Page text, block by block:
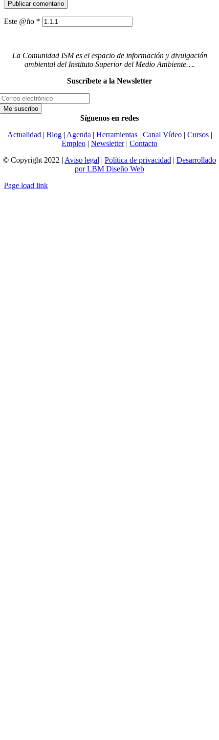
Este @ño *
La Comunidad ISM es el espacio de información y divulgación
ambiental del Instituto Superior del Medio Ambiente….
Suscríbete a la Newsletter
Síguenos en redes
Actualidad | Blog| Agenda | Herramientas| Canal Vídeo| Cursos|
Empleo | Newsletter| Contacto
© Copyright 2022 | Aviso legal | Política de privacidad | Desarrollado
por LBM Diseño Web
Page load link